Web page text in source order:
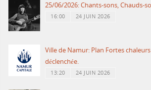
25/06/2026: Chants-sons, Chauds-
16:00 24 JUIN 2026
Ville de Namur: Plan Fortes
déclenchée.
13:20 24 JUIN 2026